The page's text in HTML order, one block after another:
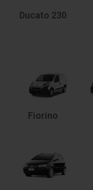
Ducato 230
Fiorino